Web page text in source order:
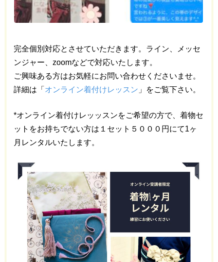
完全個別対応とさせていただきます。ライン、メッセ
ンジャー、zoomなどで対応いたします。
ご興味ある方はお気軽にお問い合わせくださいませ。
詳細は「 オンライン着付けレッスン 」をご覧下さい。
*オンライン着付けレッッスンをご希望の方で、着物セ
ットをお持ちでない方は１セット５０００円にて1ヶ
月レンタルいたします。